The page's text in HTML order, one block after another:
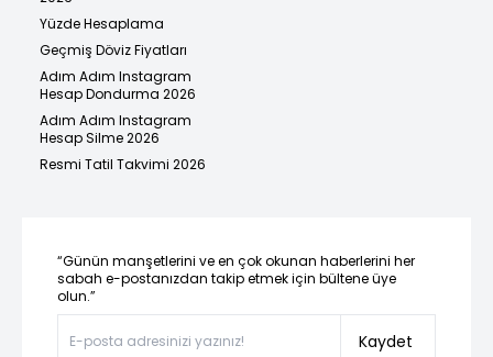
Yüzde Hesaplama
Geçmiş Döviz Fiyatları
Adım Adım Instagram
Hesap Dondurma 2026
Adım Adım Instagram
Hesap Silme 2026
Resmi Tatil Takvimi 2026
“Günün manşetlerini ve en çok okunan haberlerini her
sabah e-postanızdan takip etmek için bültene üye
olun.”
Kaydet